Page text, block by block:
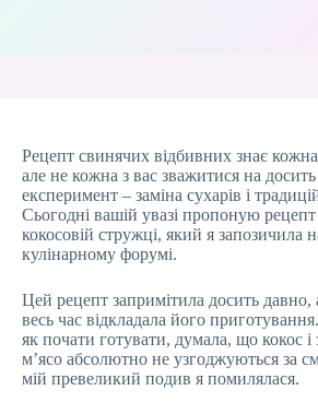
Рецепт свинячих відбивних знає
але не кожна з вас зважитися на
експеримент – заміна сухарів і
Сьогодні вашій увазі пропоную рецепт
кокосовій стружці, який я запозичила
кулінарному форумі.
Цей рецепт запримітила досить давно,
весь час відкладала його
як почати готувати, думала, що кокос і
м’ясо абсолютно не узгоджуються за
мій превеликий подив я помилялася.